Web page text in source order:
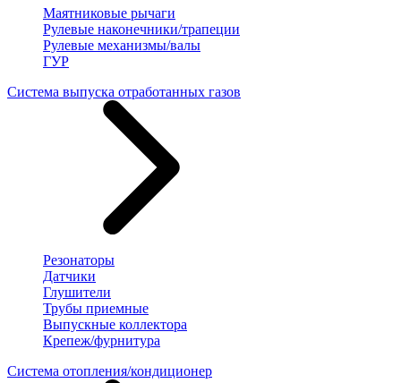
Маятниковые рычаги
Рулевые наконечники/трапеции
Рулевые механизмы/валы
ГУР
Система выпуска отработанных газов
Резонаторы
Датчики
Глушители
Трубы приемные
Выпускные коллектора
Крепеж/фурнитура
Система отопления/кондиционер